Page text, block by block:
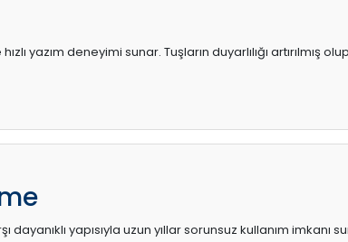
yazım deneyimi sunar. Tuşların duyarlılığı artırılmış
yapısıyla uzun yıllar sorunsuz kullanım imkanı